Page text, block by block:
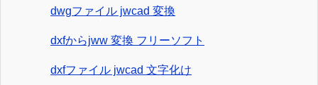
dwgファイル jwcad 変換
dxfからjww 変換 フリーソフト
dxfファイル jwcad 文字化け